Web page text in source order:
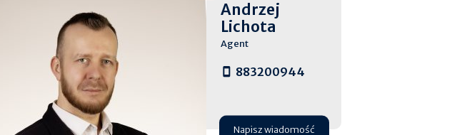
Andrzej
Lichota
Agent
883200944
Napisz wiadomość